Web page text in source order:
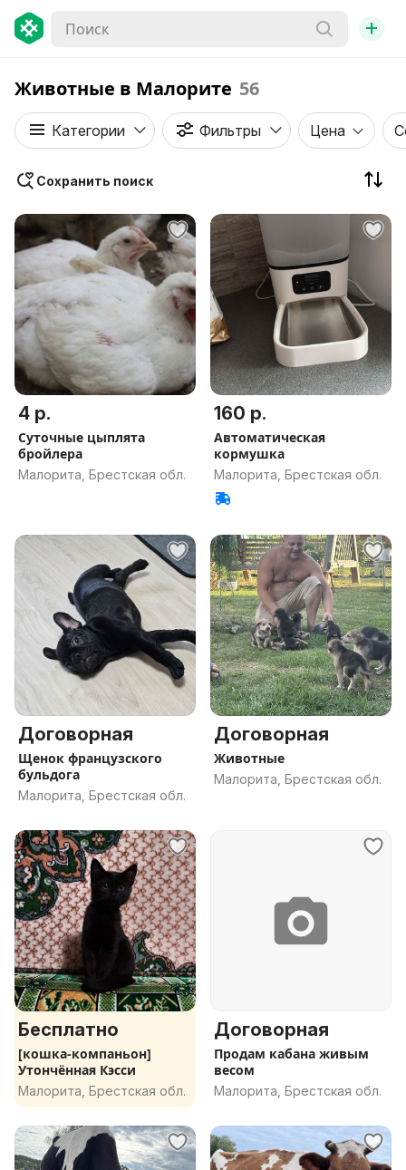
+
Животные в Малорите 56
Категории Фильтры Цена
Сохранить поиск
4 р.
Суточные цыплята
бройлера
Малорита, Брестская обл.
160 р.
Автоматическая
кормушка
Малорита, Брестская обл.
Договорная
Щенок французского
бульдога
Малорита, Брестская обл.
Договорная
Животные
Малорита, Брестская обл.
Бесплатно
[кошка-компаньон]
Утончённая Кэсси
Малорита, Брестская обл.
Договорная
Продам кабана живым
весом
Малорита, Брестская обл.